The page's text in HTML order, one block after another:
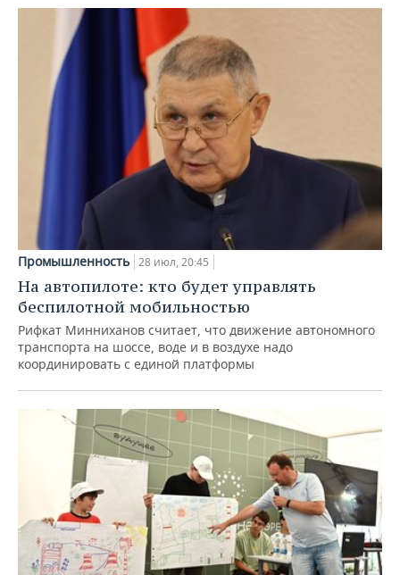
Промышленность 28 июл, 20:45
На автопилоте: кто будет управлять
беспилотной мобильностью
Рифкат Минниханов считает, что движение автономного
транспорта на шоссе, воде и в воздухе надо
координировать с единой платформы